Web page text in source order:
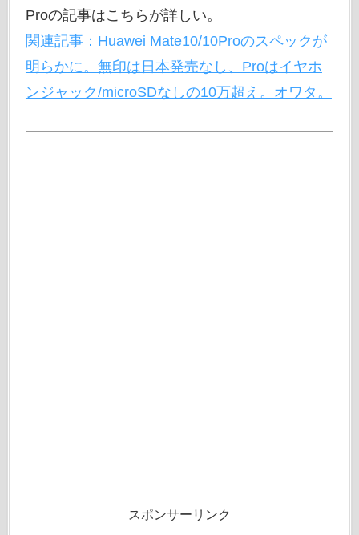
Proの記事はこちらが詳しい。
関連記事：Huawei Mate10/10Proのスペックが
明らかに。無印は日本発売なし、Proはイヤホ
ンジャック/microSDなしの10万超え。オワタ。
スポンサーリンク